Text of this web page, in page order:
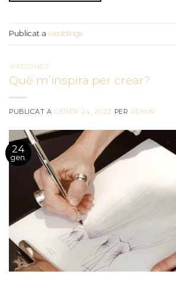
Publicat a weddings
WEDDINGS
Què m’inspira per crear?
PUBLICAT AGENER 24, 2022 PER ADMIN
24
gen.